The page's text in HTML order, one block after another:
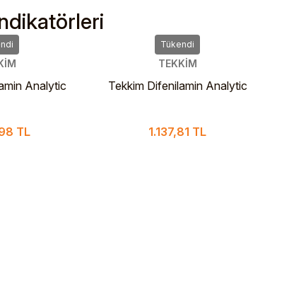
Analytic
TL
Tükendi
TEKKİM
Tekkim Difenilamin Analytic
1.137,81 TL